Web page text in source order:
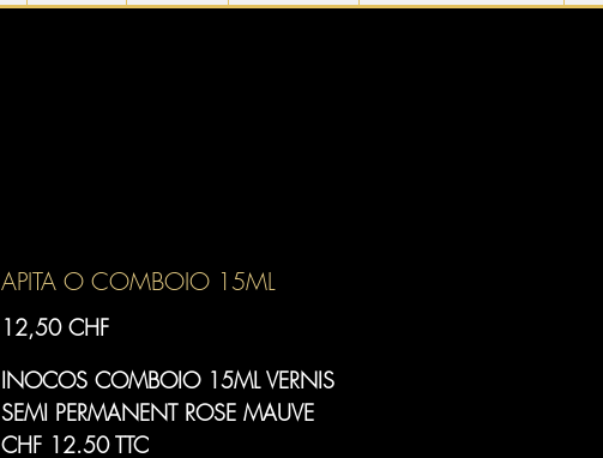
APITA O COMBOIO 15ML
12,50 CHFPrix
INOCOS COMBOIO 15ML VERNIS
SEMI PERMANENT ROSE MAUVE
CHF 12.50 TTC